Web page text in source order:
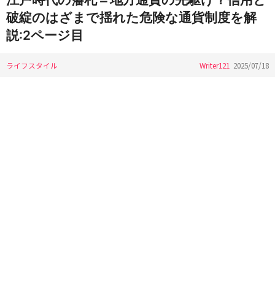
破綻のはざまで揺れた危険な通貨制度を解
説:2ページ目
ライフスタイル Writer121 2025/07/18